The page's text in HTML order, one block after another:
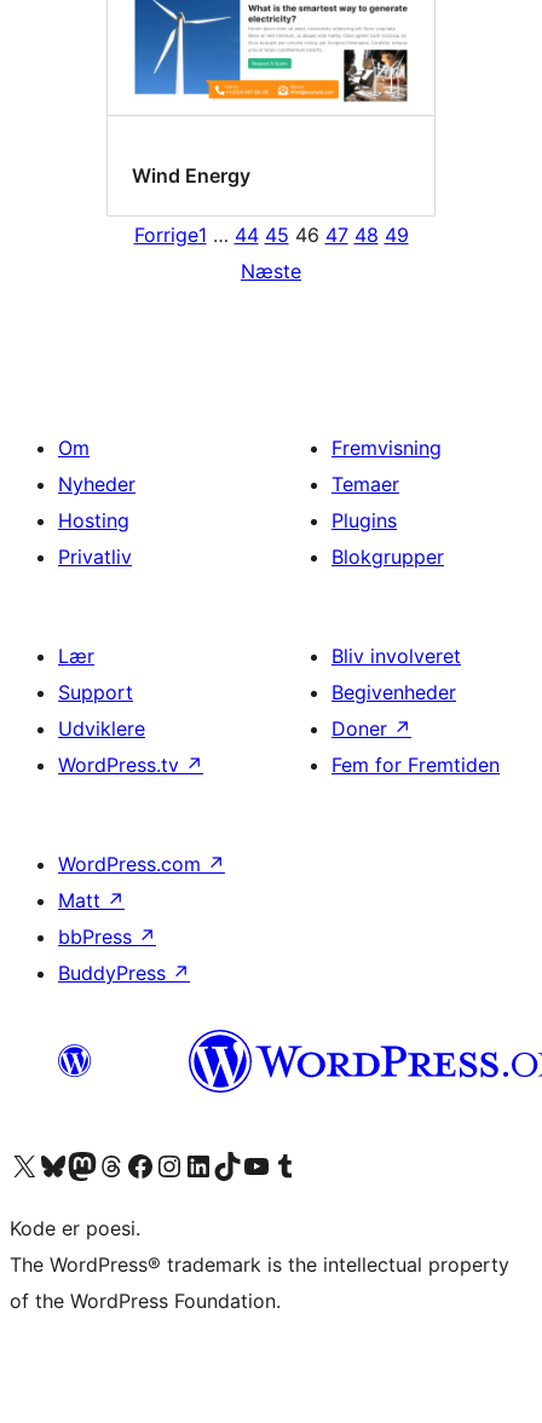
Wind Energy
Forrige1 … 44 45 46 47 48 49
Næste
Om
Nyheder
Hosting
Privatliv
Fremvisning
Temaer
Plugins
Blokgrupper
Lær
Support
Udviklere
WordPress.tv ↗
Bliv involveret
Begivenheder
Doner ↗
Fem for Fremtiden
WordPress.com ↗
Matt ↗
bbPress ↗
BuddyPress ↗
Besøg vores X (tidligere Twitter) konto
Besøg vores Bluesky-konto
Besøg vores Mastodon konto
Besøg vores Threads-konto
Besøg vores Facebook sideBesøg vores Instagram konto
Besøg vores LinkedIn konto
Besøg vores TikTok-konto
Besøg vores YouTube-kanalBesøg vores Tumblr-konto
Kode er poesi.
The WordPress® trademark is the intellectual property
of the WordPress Foundation.